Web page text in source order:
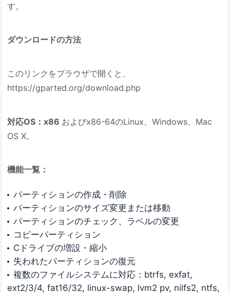
す。
ダウンロードの方法
このリンクをブラウザで開くと、
https://gparted.org/download.php
対応OS：x86 およびx86-64のLinux、Windows、Mac
OS X。
機能一覧：
パーティションの作成・削除
パーティションのサイズ変更または移動
パーティションのチェック、ラベルの変更
コピーパーティション
Cドライブの増設・縮小
失われたパーティションの復元
複数のファイルシステムに対応：btrfs, exfat,
ext2/3/4, fat16/32, linux-swap, lvm2 pv, nilfs2, ntfs,